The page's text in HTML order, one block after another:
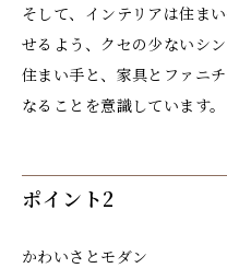
そして、インテリアは住ま
せるよう、クセの少ないシ
住まい手と、家具とファニ
なることを意識しています。
ポイント2
かわいさとモダン